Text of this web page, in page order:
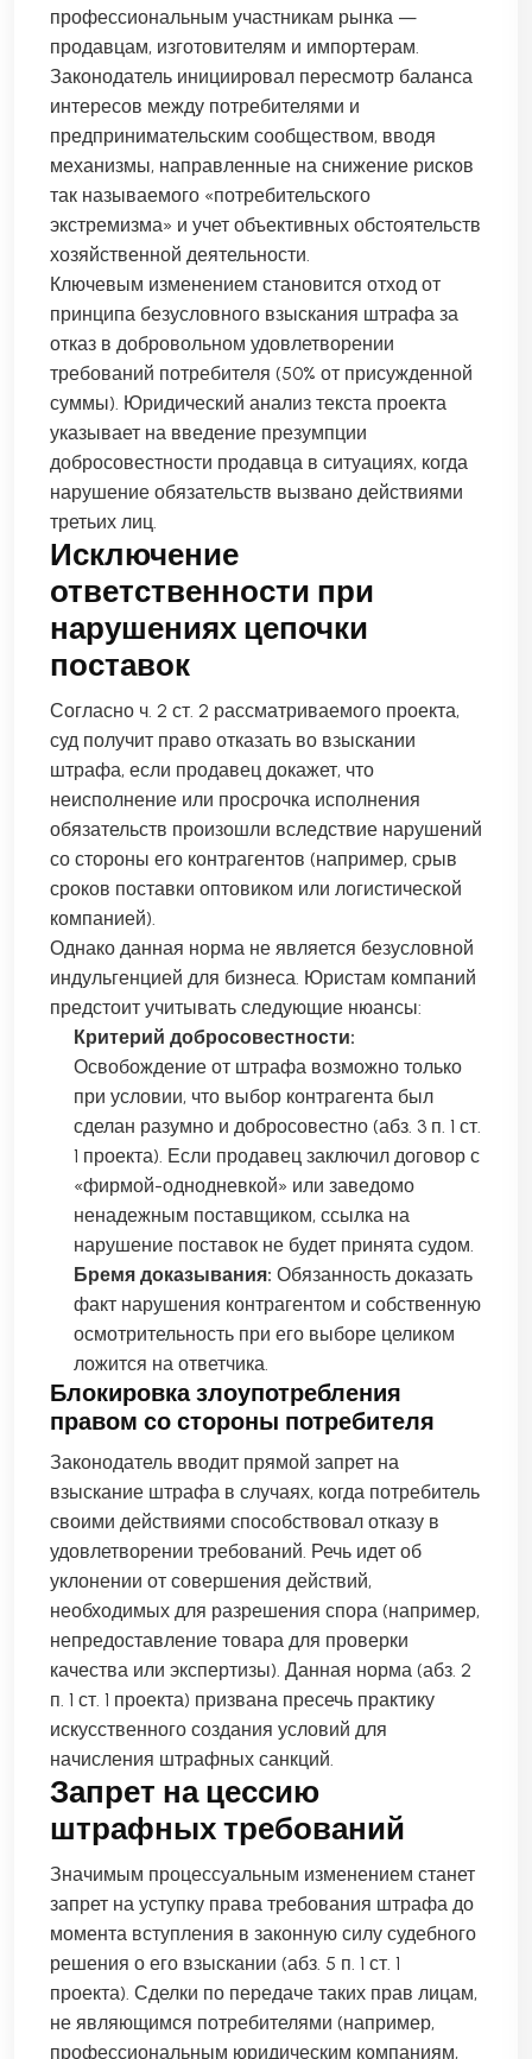
профессиональным участникам рынка —
продавцам, изготовителям и импортерам.
Законодатель инициировал пересмотр баланса
интересов между потребителями и
предпринимательским сообществом, вводя
механизмы, направленные на снижение рисков
так называемого «потребительского
экстремизма» и учет объективных обстоятельств
хозяйственной деятельности.
Ключевым изменением становится отход от
принципа безусловного взыскания штрафа за
отказ в добровольном удовлетворении
требований потребителя (50% от присужденной
суммы). Юридический анализ текста проекта
указывает на введение презумпции
добросовестности продавца в ситуациях, когда
нарушение обязательств вызвано действиями
третьих лиц.
Исключение
ответственности при
нарушениях цепочки
поставок
Согласно ч. 2 ст. 2 рассматриваемого проекта,
суд получит право отказать во взыскании
штрафа, если продавец докажет, что
неисполнение или просрочка исполнения
обязательств произошли вследствие нарушений
со стороны его контрагентов (например, срыв
сроков поставки оптовиком или логистической
компанией).
Однако данная норма не является безусловной
индульгенцией для бизнеса. Юристам компаний
предстоит учитывать следующие нюансы:
Критерий добросовестности:
Освобождение от штрафа возможно только
при условии, что выбор контрагента был
сделан разумно и добросовестно (абз. 3 п. 1 ст.
1 проекта). Если продавец заключил договор с
«фирмой-однодневкой» или заведомо
ненадежным поставщиком, ссылка на
нарушение поставок не будет принята судом.
Бремя доказывания: Обязанность доказать
факт нарушения контрагентом и собственную
осмотрительность при его выборе целиком
ложится на ответчика.
Блокировка злоупотребления
правом со стороны потребителя
Законодатель вводит прямой запрет на
взыскание штрафа в случаях, когда потребитель
своими действиями способствовал отказу в
удовлетворении требований. Речь идет об
уклонении от совершения действий,
необходимых для разрешения спора (например,
непредоставление товара для проверки
качества или экспертизы). Данная норма (абз. 2
п. 1 ст. 1 проекта) призвана пресечь практику
искусственного создания условий для
начисления штрафных санкций.
Запрет на цессию
штрафных требований
Значимым процессуальным изменением станет
запрет на уступку права требования штрафа до
момента вступления в законную силу судебного
решения о его взыскании (абз. 5 п. 1 ст. 1
проекта). Сделки по передаче таких прав лицам,
не являющимся потребителями (например,
профессиональным юридическим компаниям,